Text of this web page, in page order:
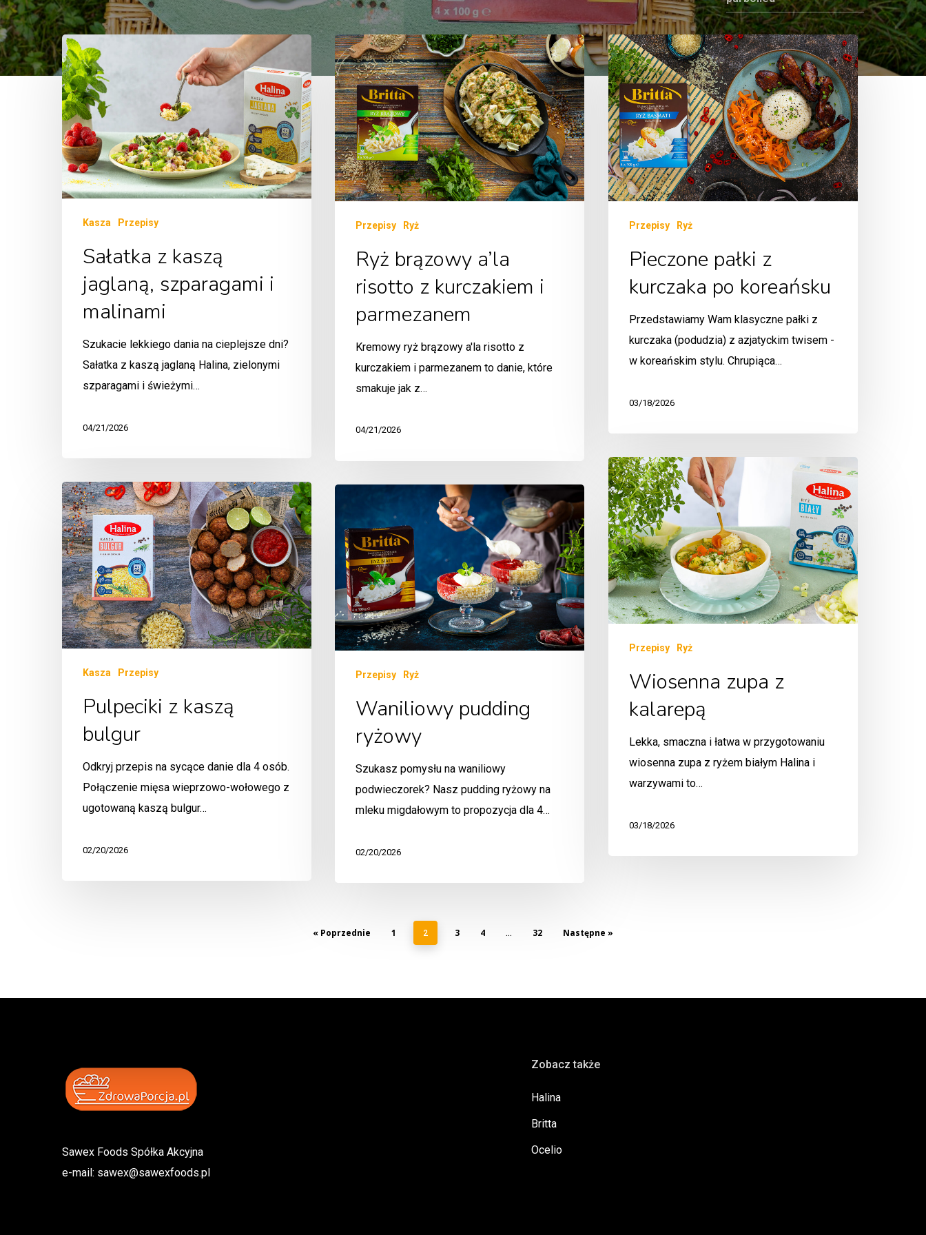
Kasza Przepisy
Sałatka z kaszą
jaglaną, szparagami i
malinami
Szukacie lekkiego dania na cieplejsze dni?
Sałatka z kaszą jaglaną Halina, zielonymi
szparagami i świeżymi…
04/21/2026
Przepisy Ryż
Ryż brązowy a’la
risotto z kurczakiem i
parmezanem
Kremowy ryż brązowy a'la risotto z
kurczakiem i parmezanem to danie, które
smakuje jak z…
04/21/2026
Przepisy Ryż
Pieczone pałki z
kurczaka po koreańsku
Przedstawiamy Wam klasyczne pałki z
kurczaka (podudzia) z azjatyckim twisem -
w koreańskim stylu. Chrupiąca…
03/18/2026
Przepisy Ryż
Wiosenna zupa z
kalarepą
Lekka, smaczna i łatwa w przygotowaniu
wiosenna zupa z ryżem białym Halina i
warzywami to…
03/18/2026
Kasza Przepisy
Pulpeciki z kaszą
bulgur
Odkryj przepis na sycące danie dla 4 osób.
Połączenie mięsa wieprzowo-wołowego z
ugotowaną kaszą bulgur…
02/20/2026
Przepisy Ryż
Waniliowy pudding
ryżowy
Szukasz pomysłu na waniliowy
podwieczorek? Nasz pudding ryżowy na
mleku migdałowym to propozycja dla 4…
02/20/2026
« Poprzednie 1 2 3 4 … 32 Następne »
Sawex Foods Spółka Akcyjna
e-mail: sawex@sawexfoods.pl
Zobacz także
Halina
Britta
Ocelio